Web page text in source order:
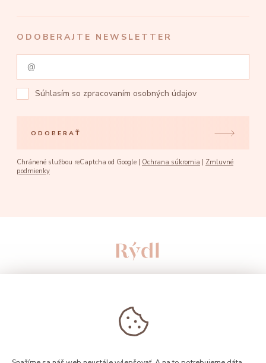
ODOBERAJTE NEWSLETTER
Súhlasím so zpracovaním osobných údajov
ODOBERAŤ
Chránené službou reCaptcha od Google | Ochrana súkromia
Zmluvné
podmienky